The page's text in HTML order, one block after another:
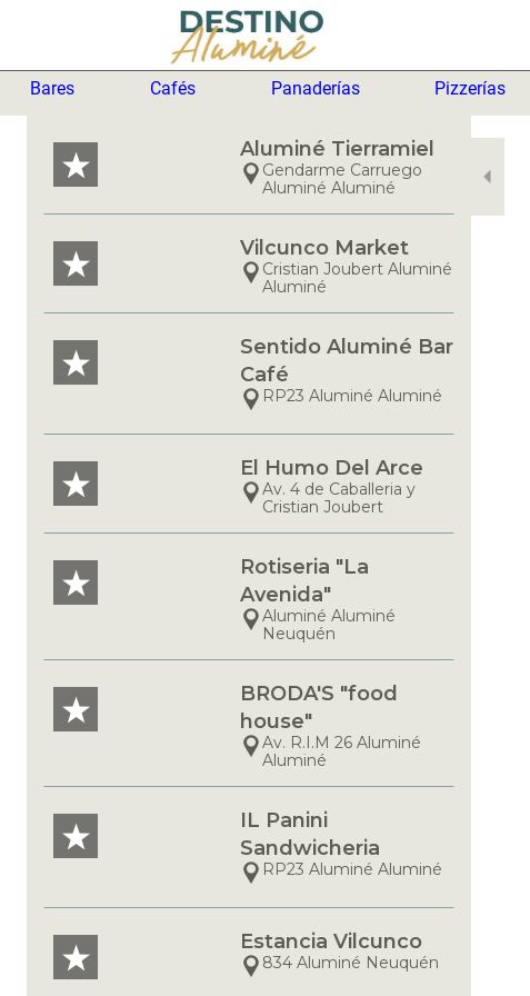
Bares Cafés Panaderías Pizzerías
Aluminé Tierramiel
Gendarme Carruego
Aluminé Aluminé
Vilcunco Market
Cristian Joubert Aluminé
Aluminé
Sentido Aluminé Bar
Café
RP23 Aluminé Aluminé
El Humo Del Arce
Av. 4 de Caballeria y
Cristian Joubert
Rotiseria "La
Avenida"
Aluminé Aluminé
Neuquén
BRODA'S "food
house"
Av. R.I.M 26 Aluminé
Aluminé
IL Panini
Sandwicheria
RP23 Aluminé Aluminé
Estancia Vilcunco
834 Aluminé Neuquén